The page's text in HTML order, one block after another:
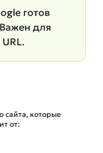
готов
для
сайта, которые
от: